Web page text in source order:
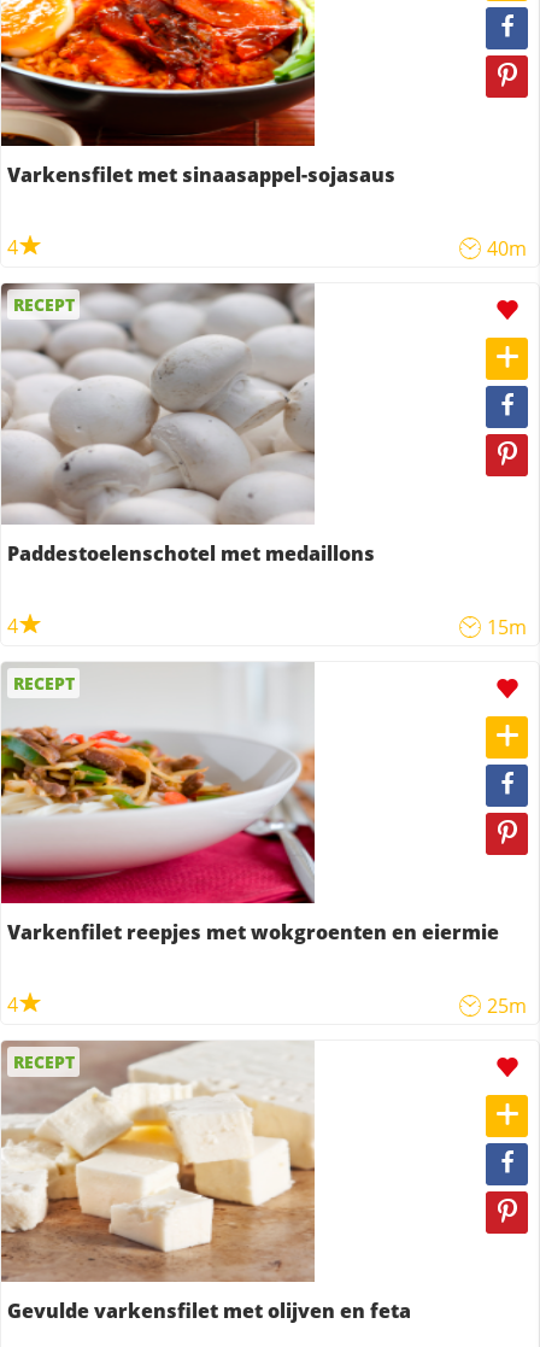
Varkensfilet met sinaasappel-sojasaus
4 40m
RECEPT
Paddestoelenschotel met medaillons
4 15m
RECEPT
Varkenfilet reepjes met wokgroenten en eiermie
4 25m
RECEPT
Gevulde varkensfilet met olijven en feta